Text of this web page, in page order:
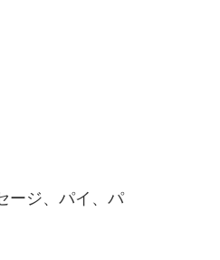
ージ、パイ、パ